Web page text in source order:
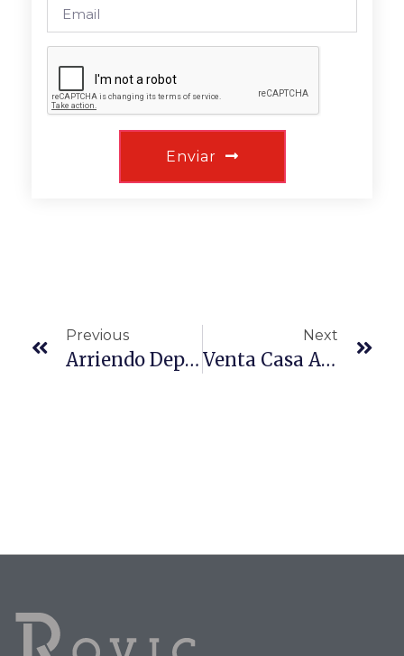
Enviar
Previous
Arriendo Depto. Villa Dulce, Viña Del Mar
Next
Venta Casa Agua Santa Alto Viña Del Mar